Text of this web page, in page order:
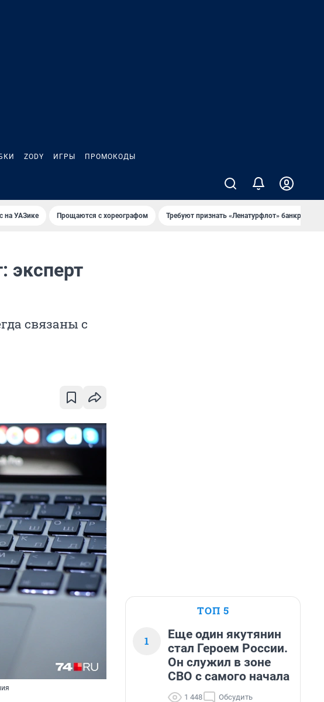
ZODY ИГРЫ ПРОМОКОДЫ
на УАЗике Прощаются с хореографом Требуют признать «Ленатурфлот» банкротом
эксперт
связаны с
ТОП 5
1
Еще один якутянин
стал Героем России.
Он служил в зоне
СВО с самого начала
1 448 Обсудить